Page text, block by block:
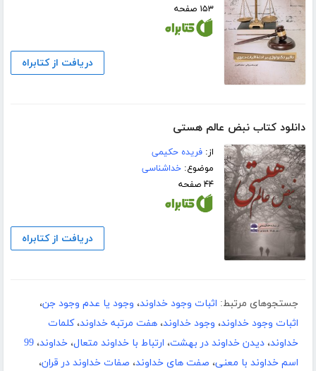
۱۵۳ صفحه
دریافت از کتابراه
دانلود کتاب نبض عالم هستی
از:فریده حکیمی
موضوع:خداشناسی
۴۴ صفحه
دریافت از کتابراه
جستجوهای مرتبط: اثبات وجود خداوند، وجود یا عدم وجود جن،
اثبات وجود خداوند، وجود خداوند، هفت مرتبه خداوند،کلمات
خداوند، دیدن خداوند در بهشت، ارتباط با خداوند متعال، خداوند، 99
اسم خداوند با معنی، صفت های خداوند، صفات خداوند در قران،